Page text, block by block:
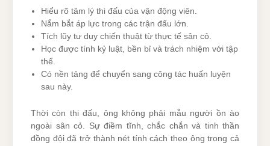
Hiểu rõ tâm lý thi đấu của vận động viên.
Nắm bắt áp lực trong các trận đấu lớn.
Tích lũy tư duy chiến thuật từ thực tế sân cỏ.
Học được tính kỷ luật, bền bỉ và trách nhiệm với tập
thể.
Có nền tảng để chuyển sang công tác huấn luyện
sau này.
Thời còn thi đấu, ông không phải mẫu người ồn ào
ngoài sân cỏ. Sự điềm tĩnh, chắc chắn và tinh thần
đồng đội đã trở thành nét tính cách theo ông trong cả